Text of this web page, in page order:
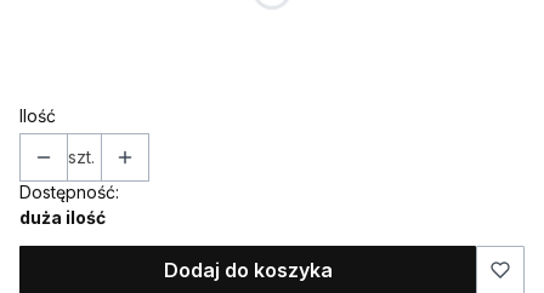
Ilość
szt.
Dostępność:
duża ilość
Dodaj do koszyka